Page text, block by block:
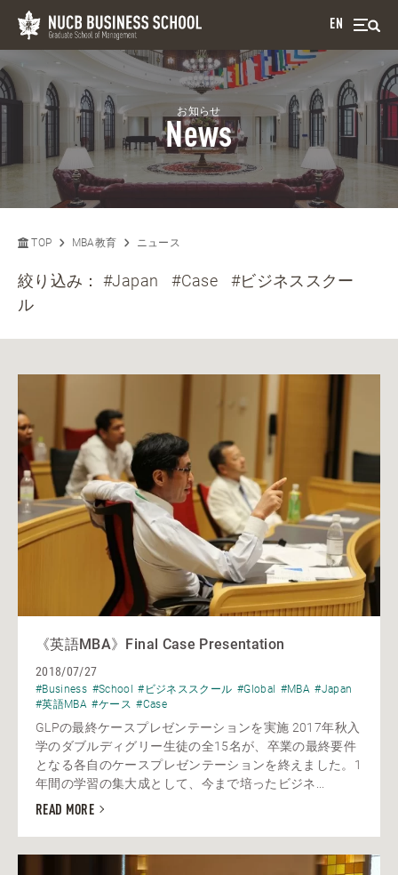
EN
お知らせ
News
TOP MBA教育 ニュース
絞り込み：#Japan #Case
#ビジネススクー
ル
《英語MBA》Final Case Presentation
2018/07/27
#Business #School #ビジネススクール #Global #MBA #Japan
#英語MBA #ケース #Case
GLPの最終ケースプレゼンテーションを実施 2017年秋入
学のダブルディグリー生徒の全15名が、卒業の最終要件
となる各自のケースプレゼンテーションを終えました。1
年間の学習の集大成として、今まで培ったビジネ...
READ MORE